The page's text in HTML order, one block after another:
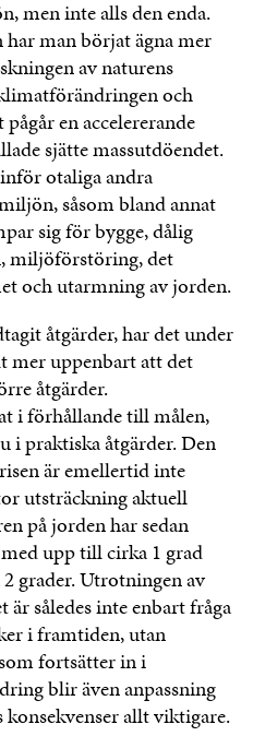
men inte alls den enda.
har man börjat ägna mer
av naturens
och
en accelererande
sjätte massutdöendet.
otaliga andra
såsom bland annat
sig för bygge, dålig
miljöförstöring, det
och utarmning av jorden.
åtgärder, har det under
mer uppenbart att det
åtgärder.
i förhållande till målen,
i praktiska åtgärder. Den
är emellertid inte
utsträckning aktuell
på jorden har sedan
upp till cirka 1 grad
grader. Utrotningen av
är således inte enbart fråga
i framtiden, utan
fortsätter in i
blir även anpassning
allt viktigare.